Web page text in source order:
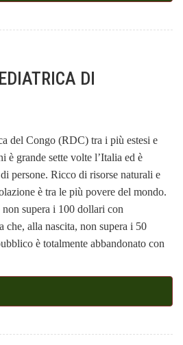
DI
del Congo (RDC) tra i più estesi e
è grande sette volte l’Italia ed è
persone. Ricco di risorse naturali e
è tra le più povere del mondo.
supera i 100 dollari con
che, alla nascita, non supera i 50
è totalmente abbandonato con